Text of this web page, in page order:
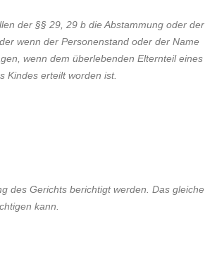
der §§ 29, 29 b die Abstammung oder der
wenn der Personenstand oder der Name
wenn dem überlebenden Elternteil eines
Kindes erteilt worden ist.
des Gerichts berichtigt werden. Das gleiche
kann.